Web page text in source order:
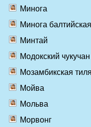
Минога
Минога балтийская
Минтай
Модокский чукучан
Мозамбикская
Мойва
Мольва
Морвонг